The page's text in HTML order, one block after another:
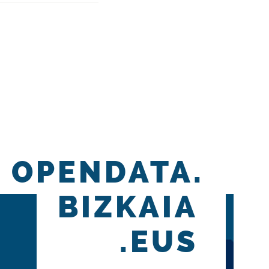
OPENDATA.
BIZKAIA
.EUS